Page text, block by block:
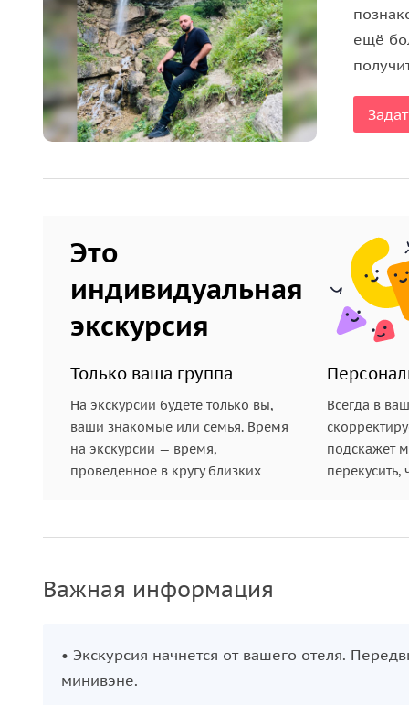
ещё
Это
индивидуальная
экскурсия
Только ваша группа
На экскурсии будете только вы,
ваши знакомые или семья. Время
на экскурсии — время,
проведенное в кругу близких
Всегда в
подскажет
перекусить,
Важная информация
• Экскурсия начнется от вашего отеля.
минивэне.